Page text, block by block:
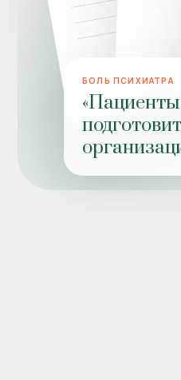
БОЛЬ ПСИХИАТРА